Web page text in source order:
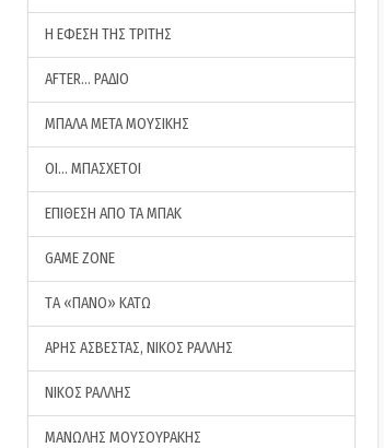
Η ΕΦΕΣΗ ΤΗΣ ΤΡΙΤΗΣ
AFTER… ΡΑΔΙΟ
ΜΠΑΛΑ ΜΕΤΑ ΜΟΥΣΙΚΗΣ
ΟΙ… ΜΠΑΣΧΕΤΟΙ
ΕΠΙΘΕΣΗ ΑΠΟ ΤΑ ΜΠΑΚ
GAME ZONE
ΤA «ΠΑΝΟ» ΚΑΤΩ
ΑΡΗΣ ΑΣΒΕΣΤΑΣ, ΝΙΚΟΣ ΡΑΛΛΗΣ
ΝΙΚΟΣ ΡΑΛΛΗΣ
ΜΑΝΩΛΗΣ ΜΟΥΣΟΥΡΑΚΗΣ